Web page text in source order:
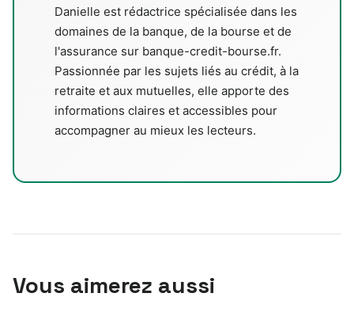
Danielle est rédactrice spécialisée dans les
domaines de la banque, de la bourse et de
l'assurance sur banque-credit-bourse.fr.
Passionnée par les sujets liés au crédit, à la
retraite et aux mutuelles, elle apporte des
informations claires et accessibles pour
accompagner au mieux les lecteurs.
Vous aimerez aussi